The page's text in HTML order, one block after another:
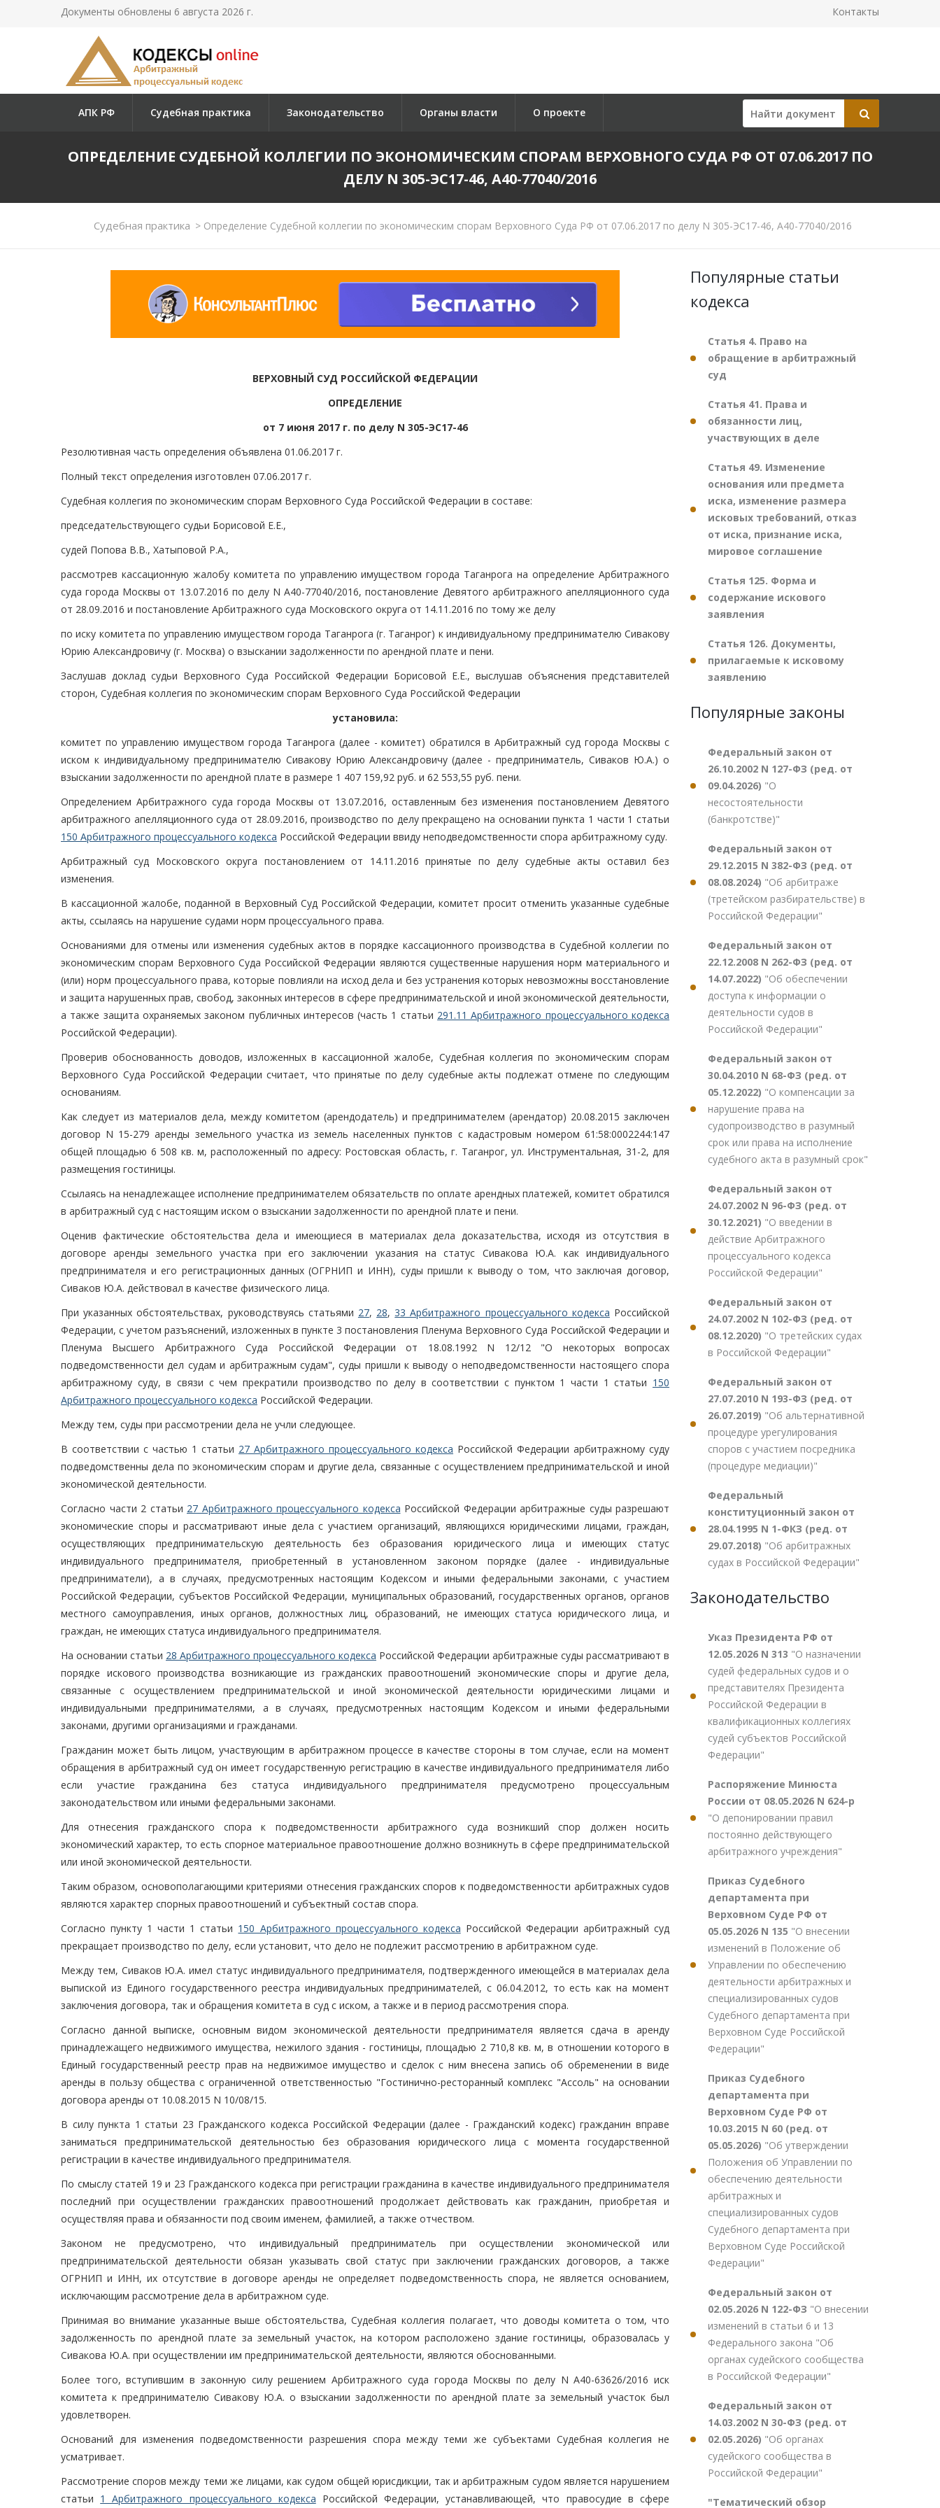
Документы обновлены 6 августа 2026 г. Контакты
АПК РФ Судебная практика Законодательство Органы власти О проекте
ОПРЕДЕЛЕНИЕ СУДЕБНОЙ КОЛЛЕГИИ ПО ЭКОНОМИЧЕСКИМ СПОРАМ ВЕРХОВНОГО СУДА РФ ОТ 07.06.2017 ПО
ДЕЛУ N 305-ЭС17-46, А40-77040/2016
Судебная практика >Определение Судебной коллегии по экономическим спорам Верховного Суда РФ от 07.06.2017 по делу N 305-ЭС17-46, А40-77040/2016
ВЕРХОВНЫЙ СУД РОССИЙСКОЙ ФЕДЕРАЦИИ
ОПРЕДЕЛЕНИЕ
от 7 июня 2017 г. по делу N 305-ЭС17-46
Резолютивная часть определения объявлена 01.06.2017 г.
Полный текст определения изготовлен 07.06.2017 г.
Судебная коллегия по экономическим спорам Верховного Суда Российской Федерации в составе:
председательствующего судьи Борисовой Е.Е.,
судей Попова В.В., Хатыповой Р.А.,
рассмотрев кассационную жалобу комитета по управлению имуществом города Таганрога на определение Арбитражного
суда города Москвы от 13.07.2016 по делу N А40-77040/2016, постановление Девятого арбитражного апелляционного суда
от 28.09.2016 и постановление Арбитражного суда Московского округа от 14.11.2016 по тому же делу
по иску комитета по управлению имуществом города Таганрога (г. Таганрог) к индивидуальному предпринимателю Сивакову
Юрию Александровичу (г. Москва) о взыскании задолженности по арендной плате и пени.
Заслушав доклад судьи Верховного Суда Российской Федерации Борисовой Е.Е., выслушав объяснения представителей
сторон, Судебная коллегия по экономическим спорам Верховного Суда Российской Федерации
установила:
комитет по управлению имуществом города Таганрога (далее - комитет) обратился в Арбитражный суд города Москвы с
иском к индивидуальному предпринимателю Сивакову Юрию Александровичу (далее - предприниматель, Сиваков Ю.А.) о
взыскании задолженности по арендной плате в размере 1 407 159,92 руб. и 62 553,55 руб. пени.
Определением Арбитражного суда города Москвы от 13.07.2016, оставленным без изменения постановлением Девятого
арбитражного апелляционного суда от 28.09.2016, производство по делу прекращено на основании пункта 1 части 1 статьи
150 Арбитражного процессуального кодекса Российской Федерации ввиду неподведомственности спора арбитражному суду.
Арбитражный суд Московского округа постановлением от 14.11.2016 принятые по делу судебные акты оставил без
изменения.
В кассационной жалобе, поданной в Верховный Суд Российской Федерации, комитет просит отменить указанные судебные
акты, ссылаясь на нарушение судами норм процессуального права.
Основаниями для отмены или изменения судебных актов в порядке кассационного производства в Судебной коллегии по
экономическим спорам Верховного Суда Российской Федерации являются существенные нарушения норм материального и
(или) норм процессуального права, которые повлияли на исход дела и без устранения которых невозможны восстановление
и защита нарушенных прав, свобод, законных интересов в сфере предпринимательской и иной экономической деятельности,
а также защита охраняемых законом публичных интересов (часть 1 статьи 291.11 Арбитражного процессуального кодекса
Российской Федерации).
Проверив обоснованность доводов, изложенных в кассационной жалобе, Судебная коллегия по экономическим спорам
Верховного Суда Российской Федерации считает, что принятые по делу судебные акты подлежат отмене по следующим
основаниям.
Как следует из материалов дела, между комитетом (арендодатель) и предпринимателем (арендатор) 20.08.2015 заключен
договор N 15-279 аренды земельного участка из земель населенных пунктов с кадастровым номером 61:58:0002244:147
общей площадью 6 508 кв. м, расположенный по адресу: Ростовская область, г. Таганрог, ул. Инструментальная, 31-2, для
размещения гостиницы.
Ссылаясь на ненадлежащее исполнение предпринимателем обязательств по оплате арендных платежей, комитет обратился
в арбитражный суд с настоящим иском о взыскании задолженности по арендной плате и пени.
Оценив фактические обстоятельства дела и имеющиеся в материалах дела доказательства, исходя из отсутствия в
договоре аренды земельного участка при его заключении указания на статус Сивакова Ю.А. как индивидуального
предпринимателя и его регистрационных данных (ОГРНИП и ИНН), суды пришли к выводу о том, что заключая договор,
Сиваков Ю.А. действовал в качестве физического лица.
При указанных обстоятельствах, руководствуясь статьями 27, 28,33 Арбитражного процессуального кодекса Российской
Федерации, с учетом разъяснений, изложенных в пункте 3 постановления Пленума Верховного Суда Российской Федерации и
Пленума Высшего Арбитражного Суда Российской Федерации от 18.08.1992 N 12/12 "О некоторых вопросах
подведомственности дел судам и арбитражным судам", суды пришли к выводу о неподведомственности настоящего спора
арбитражному суду, в связи с чем прекратили производство по делу в соответствии с пунктом 1 части 1 статьи 150
Арбитражного процессуального кодекса Российской Федерации.
Между тем, суды при рассмотрении дела не учли следующее.
В соответствии с частью 1 статьи 27 Арбитражного процессуального кодекса Российской Федерации арбитражному суду
подведомственны дела по экономическим спорам и другие дела, связанные с осуществлением предпринимательской и иной
экономической деятельности.
Согласно части 2 статьи 27 Арбитражного процессуального кодекса Российской Федерации арбитражные суды разрешают
экономические споры и рассматривают иные дела с участием организаций, являющихся юридическими лицами, граждан,
осуществляющих предпринимательскую деятельность без образования юридического лица и имеющих статус
индивидуального предпринимателя, приобретенный в установленном законом порядке (далее - индивидуальные
предприниматели), а в случаях, предусмотренных настоящим Кодексом и иными федеральными законами, с участием
Российской Федерации, субъектов Российской Федерации, муниципальных образований, государственных органов, органов
местного самоуправления, иных органов, должностных лиц, образований, не имеющих статуса юридического лица, и
граждан, не имеющих статуса индивидуального предпринимателя.
На основании статьи 28 Арбитражного процессуального кодекса Российской Федерации арбитражные суды рассматривают в
порядке искового производства возникающие из гражданских правоотношений экономические споры и другие дела,
связанные с осуществлением предпринимательской и иной экономической деятельности юридическими лицами и
индивидуальными предпринимателями, а в случаях, предусмотренных настоящим Кодексом и иными федеральными
законами, другими организациями и гражданами.
Гражданин может быть лицом, участвующим в арбитражном процессе в качестве стороны в том случае, если на момент
обращения в арбитражный суд он имеет государственную регистрацию в качестве индивидуального предпринимателя либо
если участие гражданина без статуса индивидуального предпринимателя предусмотрено процессуальным
законодательством или иными федеральными законами.
Для отнесения гражданского спора к подведомственности арбитражного суда возникший спор должен носить
экономический характер, то есть спорное материальное правоотношение должно возникнуть в сфере предпринимательской
или иной экономической деятельности.
Таким образом, основополагающими критериями отнесения гражданских споров к подведомственности арбитражных судов
являются характер спорных правоотношений и субъектный состав спора.
Согласно пункту 1 части 1 статьи 150 Арбитражного процессуального кодекса Российской Федерации арбитражный суд
прекращает производство по делу, если установит, что дело не подлежит рассмотрению в арбитражном суде.
Между тем, Сиваков Ю.А. имел статус индивидуального предпринимателя, подтвержденного имеющейся в материалах дела
выпиской из Единого государственного реестра индивидуальных предпринимателей, с 06.04.2012, то есть как на момент
заключения договора, так и обращения комитета в суд с иском, а также и в период рассмотрения спора.
Согласно данной выписке, основным видом экономической деятельности предпринимателя является сдача в аренду
принадлежащего недвижимого имущества, нежилого здания - гостиницы, площадью 2 710,8 кв. м, в отношении которого в
Единый государственный реестр прав на недвижимое имущество и сделок с ним внесена запись об обременении в виде
аренды в пользу общества с ограниченной ответственностью "Гостинично-ресторанный комплекс "Ассоль" на основании
договора аренды от 10.08.2015 N 10/08/15.
В силу пункта 1 статьи 23 Гражданского кодекса Российской Федерации (далее - Гражданский кодекс) гражданин вправе
заниматься предпринимательской деятельностью без образования юридического лица с момента государственной
регистрации в качестве индивидуального предпринимателя.
По смыслу статей 19 и 23 Гражданского кодекса при регистрации гражданина в качестве индивидуального предпринимателя
последний при осуществлении гражданских правоотношений продолжает действовать как гражданин, приобретая и
осуществляя права и обязанности под своим именем, фамилией, а также отчеством.
Законом не предусмотрено, что индивидуальный предприниматель при осуществлении экономической или
предпринимательской деятельности обязан указывать свой статус при заключении гражданских договоров, а также
ОГРНИП и ИНН, их отсутствие в договоре аренды не определяет подведомственность спора, не является основанием,
исключающим рассмотрение дела в арбитражном суде.
Принимая во внимание указанные выше обстоятельства, Судебная коллегия полагает, что доводы комитета о том, что
задолженность по арендной плате за земельный участок, на котором расположено здание гостиницы, образовалась у
Сивакова Ю.А. при осуществлении им предпринимательской деятельности, являются обоснованными.
Более того, вступившим в законную силу решением Арбитражного суда города Москвы по делу N А40-63626/2016 иск
комитета к предпринимателю Сивакову Ю.А. о взыскании задолженности по арендной плате за земельный участок был
удовлетворен.
Оснований для изменения подведомственности разрешения спора между теми же субъектами Судебная коллегия не
усматривает.
Рассмотрение споров между теми же лицами, как судом общей юрисдикции, так и арбитражным судом является нарушением
статьи 1 Арбитражного процессуального кодекса Российской Федерации, устанавливающей, что правосудие в сфере
Популярные статьи
кодекса
Статья 4. Право на
обращение в арбитражный
суд
Статья 41. Права и
обязанности лиц,
участвующих в деле
Статья 49. Изменение
основания или предмета
иска, изменение размера
исковых требований, отказ
от иска, признание иска,
мировое соглашение
Статья 125. Форма и
содержание искового
заявления
Статья 126. Документы,
прилагаемые к исковому
заявлению
Популярные законы
Федеральный закон от
26.10.2002 N 127-ФЗ (ред. от
09.04.2026) "О
несостоятельности
(банкротстве)"
Федеральный закон от
29.12.2015 N 382-ФЗ (ред. от
08.08.2024) "Об арбитраже
(третейском разбирательстве) в
Российской Федерации"
Федеральный закон от
22.12.2008 N 262-ФЗ (ред. от
14.07.2022) "Об обеспечении
доступа к информации о
деятельности судов в
Российской Федерации"
Федеральный закон от
30.04.2010 N 68-ФЗ (ред. от
05.12.2022) "О компенсации за
нарушение права на
судопроизводство в разумный
срок или права на исполнение
судебного акта в разумный срок"
Федеральный закон от
24.07.2002 N 96-ФЗ (ред. от
30.12.2021) "О введении в
действие Арбитражного
процессуального кодекса
Российской Федерации"
Федеральный закон от
24.07.2002 N 102-ФЗ (ред. от
08.12.2020) "О третейских судах
в Российской Федерации"
Федеральный закон от
27.07.2010 N 193-ФЗ (ред. от
26.07.2019) "Об альтернативной
процедуре урегулирования
споров с участием посредника
(процедуре медиации)"
Федеральный
конституционный закон от
28.04.1995 N 1-ФКЗ (ред. от
29.07.2018) "Об арбитражных
судах в Российской Федерации"
Законодательство
Указ Президента РФ от
12.05.2026 N 313 "О назначении
судей федеральных судов и о
представителях Президента
Российской Федерации в
квалификационных коллегиях
судей субъектов Российской
Федерации"
Распоряжение Минюста
России от 08.05.2026 N 624-р
"О депонировании правил
постоянно действующего
арбитражного учреждения"
Приказ Судебного
департамента при
Верховном Суде РФ от
05.05.2026 N 135 "О внесении
изменений в Положение об
Управлении по обеспечению
деятельности арбитражных и
специализированных судов
Судебного департамента при
Верховном Суде Российской
Федерации"
Приказ Судебного
департамента при
Верховном Суде РФ от
10.03.2015 N 60 (ред. от
05.05.2026) "Об утверждении
Положения об Управлении по
обеспечению деятельности
арбитражных и
специализированных судов
Судебного департамента при
Верховном Суде Российской
Федерации"
Федеральный закон от
02.05.2026 N 122-ФЗ "О внесении
изменений в статьи 6 и 13
Федерального закона "Об
органах судейского сообщества
в Российской Федерации"
Федеральный закон от
14.03.2002 N 30-ФЗ (ред. от
02.05.2026) "Об органах
судейского сообщества в
Российской Федерации"
"Тематический обзор